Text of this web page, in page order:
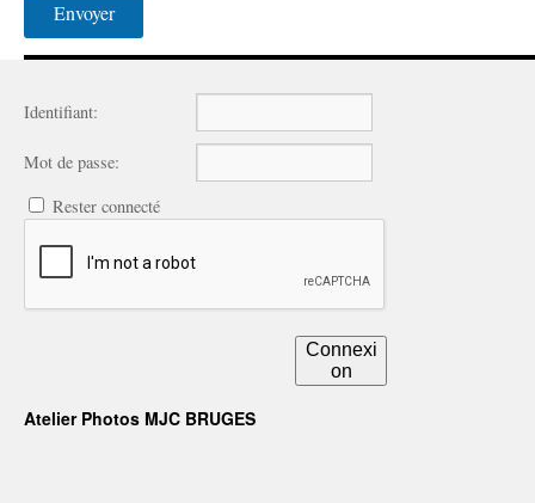
Identifiant:
Mot de passe:
Rester connecté
Connexi
on
Atelier Photos MJC BRUGES